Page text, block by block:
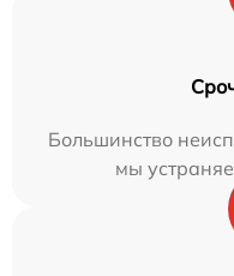
Большинство
мы